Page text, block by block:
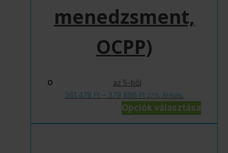
menedzsment,
OCPP)
0
az 5-ből
361 478 Ft – 379 886 FtÁrtartomány:
361
27% ÁFÁVAL
Opciók választása